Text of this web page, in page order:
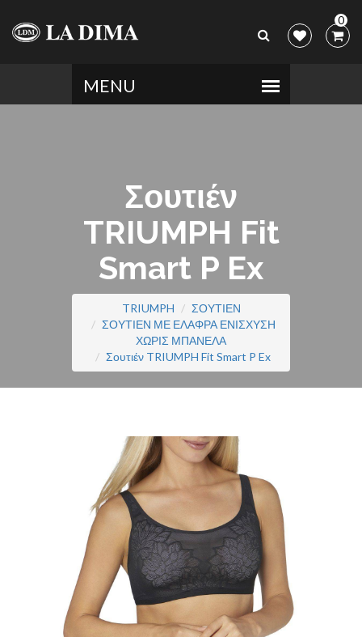
0
Σουτιέν
TRIUMPH Fit
Smart P Ex
TRIUMPH
ΣΟΥΤΙΕΝ
ΣΟΥΤΙΕΝ ΜΕ ΕΛΑΦΡΑ ΕΝΙΣΧΥΣΗ
ΧΩΡΙΣ ΜΠΑΝΕΛΑ
Σουτιέν TRIUMPH Fit Smart P Ex